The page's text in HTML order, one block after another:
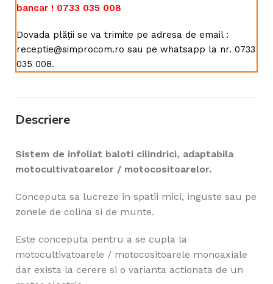
bancar ! 0733 035 008
Dovada plății se va trimite pe adresa de email :
receptie@simprocom.ro sau pe whatsapp la nr. 0733
035 008.
Descriere
Sistem de infoliat baloti cilindrici, adaptabila
motocultivatoarelor / motocositoarelor.
Conceputa sa lucreze in spatii mici, inguste sau pe
zonele de colina si de munte.
Este conceputa pentru a se cupla la
motocultivatoarele / motocositoarele monoaxiale
dar exista la cerere si o varianta actionata de un